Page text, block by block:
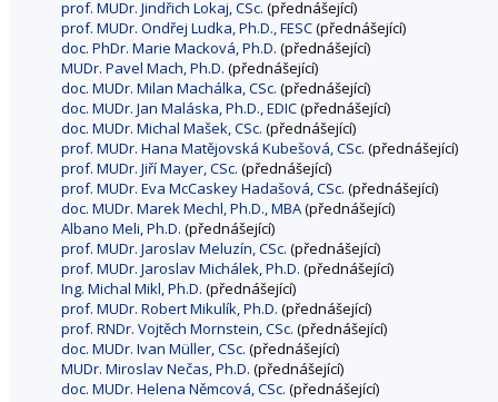
prof. MUDr. Jindřich Lokaj, CSc. (přednášející)
prof. MUDr. Ondřej Ludka, Ph.D., FESC(přednášející)
doc. PhDr. Marie Macková, Ph.D. (přednášející)
MUDr. Pavel Mach, Ph.D. (přednášející)
doc. MUDr. Milan Machálka, CSc. (přednášející)
doc. MUDr. Jan Maláska, Ph.D., EDIC(přednášející)
doc. MUDr. Michal Mašek, CSc. (přednášející)
prof. MUDr. Hana Matějovská Kubešová, CSc. (přednášející)
prof. MUDr. Jiří Mayer, CSc. (přednášející)
prof. MUDr. Eva McCaskey Hadašová, CSc. (přednášející)
doc. MUDr. Marek Mechl, Ph.D., MBA(přednášející)
Albano Meli, Ph.D. (přednášející)
prof. MUDr. Jaroslav Meluzín, CSc. (přednášející)
prof. MUDr. Jaroslav Michálek, Ph.D. (přednášející)
Ing. Michal Mikl, Ph.D. (přednášející)
prof. MUDr. Robert Mikulík, Ph.D. (přednášející)
prof. RNDr. Vojtěch Mornstein, CSc. (přednášející)
doc. MUDr. Ivan Müller, CSc. (přednášející)
MUDr. Miroslav Nečas, Ph.D. (přednášející)
doc. MUDr. Helena Němcová, CSc. (přednášející)